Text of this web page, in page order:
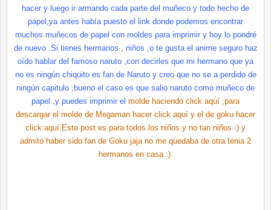
hacer y luego ir armando cada parte del muñeco y todo hecho de
papel,ya antes había puesto el link donde podemos encontrar
muchos muñecos de papel con moldes para imprimir y hoy lo pondré
de nuevo .Si tienes hermanos , niños ,o te gusta el anime seguro haz
oído hablar del famoso naruto ,con decirles que mi hermano que ya
no es ningún chiquito es fande Narutoy creo que no se a perdido de
ningún capitulo ,bueno el caso es que salio naruto como muñeco de
papel ,y puedes imprimir el molde haciendo click aquí ,para
descargar el molde de Megaman hacer click aquí y el de goku hacer
click aquí .Este post es para todos los niños y no tan niños :) y
admito haber sido fan de Goku jaja no me quedaba de otra tenia 2
hermanos en casa :).